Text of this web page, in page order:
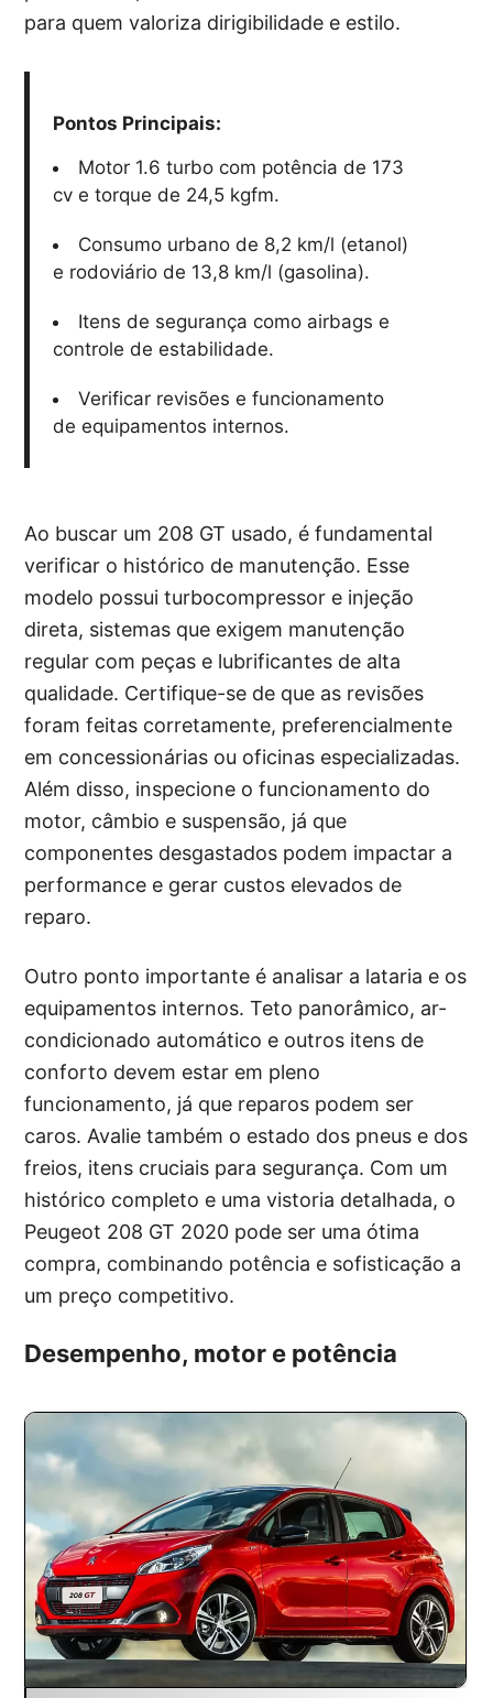
para quem valoriza dirigibilidade e estilo.
Pontos Principais:
Motor 1.6 turbo com potência de 173
cv e torque de 24,5 kgfm.
Consumo urbano de 8,2 km/l (etanol)
e rodoviário de 13,8 km/l (gasolina).
Itens de segurança como airbags e
controle de estabilidade.
Verificar revisões e funcionamento
de equipamentos internos.
Ao buscar um 208 GT usado, é fundamental
verificar o histórico de manutenção. Esse
modelo possui turbocompressor e injeção
direta, sistemas que exigem manutenção
regular com peças e lubrificantes de alta
qualidade. Certifique-se de que as revisões
foram feitas corretamente, preferencialmente
em concessionárias ou oficinas especializadas.
Além disso, inspecione o funcionamento do
motor, câmbio e suspensão, já que
componentes desgastados podem impactar a
performance e gerar custos elevados de
reparo.
Outro ponto importante é analisar a lataria e os
equipamentos internos. Teto panorâmico, ar-
condicionado automático e outros itens de
conforto devem estar em pleno
funcionamento, já que reparos podem ser
caros. Avalie também o estado dos pneus e dos
freios, itens cruciais para segurança. Com um
histórico completo e uma vistoria detalhada, o
Peugeot 208 GT 2020 pode ser uma ótima
compra, combinando potência e sofisticação a
um preço competitivo.
Desempenho, motor e potência